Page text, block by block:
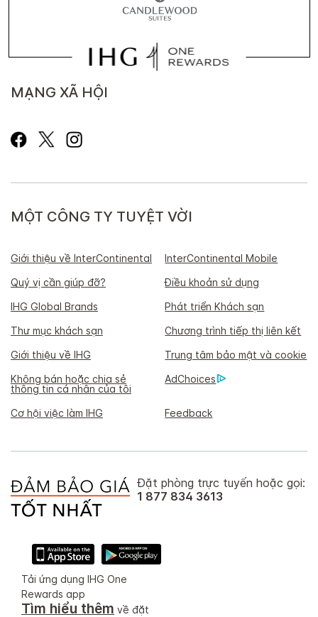
MẠNG XÃ HỘI
MỘT CÔNG TY TUYỆT VỜI
Giới thiệu về InterContinental
InterContinental Mobile
Quý vị cần giúp đỡ?
Điều khoản sử dụng
IHG Global Brands
Phát triển Khách sạn
Thư mục khách sạn
Chương trình tiếp thị liên kết
Giới thiệu về IHG
Trung tâm bảo mật và cookie
Không bán hoặc chia sẻ
thông tin cá nhân của tôi
AdChoices
Cơ hội việc làm IHG Feedback
Đặt phòng trực tuyến hoặc gọi:
1 877 834 3613
Tải ứng dụng IHG One
Rewards app
Tìm hiểu thêm về đặt